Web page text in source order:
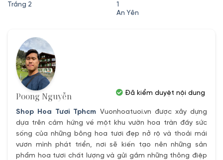
Trắng 2
1
An Yên
Poong Nguyễn
Shop Hoa Tươi Tphcm Vuonhoatuoi.vn được xây dựng
dựa trên cảm hứng về một khu vườn hoa tràn đầy sức
sống của những bông hoa tươi đẹp nở rộ và thoải mái
vươn mình phát triển, nơi sẽ kiến tạo nên những sản
phẩm hoa tươi chất lượng và gửi gắm những thông điệp
Đã kiểm duyệt nội dung